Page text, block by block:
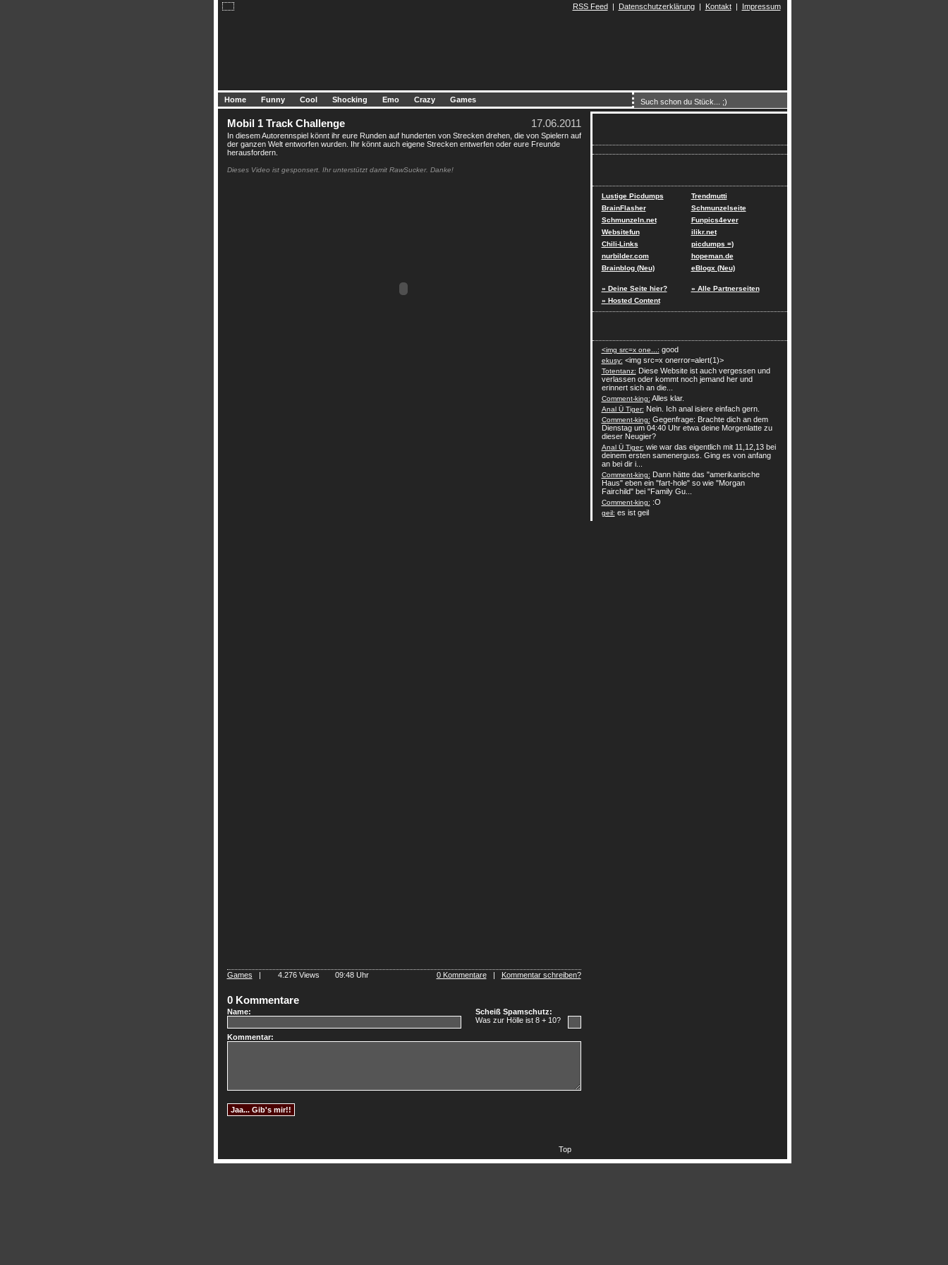
RSS Feed| Datenschutzerklärung| Kontakt| Impressum
Home Funny Cool Shocking Emo Crazy Games
17.06.2011
Mobil 1 Track Challenge
In diesem Autorennspiel könnt ihr eure Runden auf hunderten von Strecken drehen, die von Spielern auf
der ganzen Welt entworfen wurden. Ihr könnt auch eigene Strecken entwerfen oder eure Freunde
herausfordern.
Dieses Video ist gesponsert. Ihr unterstützt damit RawSucker. Danke!
0 Kommentare| Kommentar schreiben?
Games | 4.276 Views 09:48 Uhr
0 Kommentare
Name:
Scheiß Spamschutz:
Was zur Hölle ist 8 + 10?
Kommentar:
Top
Lustige Picdumps
Trendmutti
BrainFlasher
Schmunzelseite
Schmunzeln.net
Funpics4ever
Websitefun
ilikr.net
Chili-Links
picdumps =)
nurbilder.com
hopeman.de
Brainblog (Neu)
eBlogx (Neu)
» Deine Seite hier?
» Hosted Content
» Alle Partnerseiten
<img src=x one...: good
ekusy: <img src=x onerror=alert(1)>
Totentanz: Diese Website ist auch vergessen und
verlassen oder kommt noch jemand her und
erinnert sich an die...
Comment-king: Alles klar.
Anal Ü Tiger: Nein. Ich anal isiere einfach gern.
Comment-king: Gegenfrage: Brachte dich an dem
Dienstag um 04:40 Uhr etwa deine Morgenlatte zu
dieser Neugier?
Anal Ü Tiger: wie war das eigentlich mit 11,12,13 bei
deinem ersten samenerguss. Ging es von anfang
an bei dir i...
Comment-king: Dann hätte das "amerikanische
Haus" eben ein "fart-hole" so wie "Morgan
Fairchild" bei "Family Gu...
Comment-king: :O
geil: es ist geil